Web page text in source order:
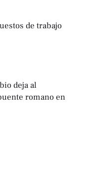
de trabajo
deja al
romano en